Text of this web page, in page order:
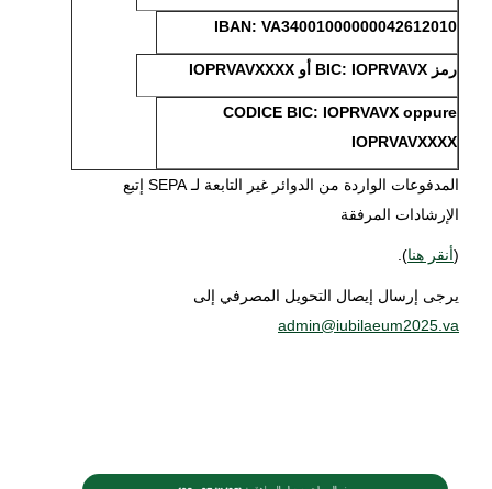
IBAN: VA34001000000042612010
رمز BIC: IOPRVAVX أو IOPRVAVXXXX
CODICE BIC: IOPRVAVX oppure
IOPRVAVXXXX
المدفوعات الواردة من الدوائر غير التابعة لـ SEPA إتبع
الإرشادات المرفقة
(أنقر هنا).
يرجى إرسال إيصال التحويل المصرفي إلى
admin@iubilaeum2025.va